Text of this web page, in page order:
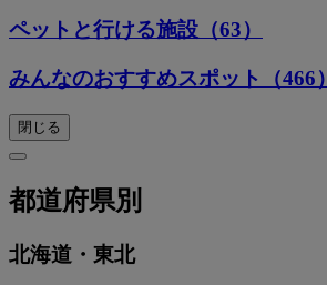
ペットと行ける施設（63）
みんなのおすすめスポット（466）
閉じる
都道府県別
北海道・東北